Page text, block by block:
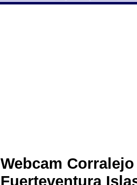
Webcam
Fuerteventura